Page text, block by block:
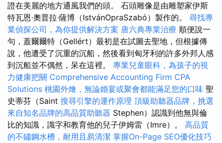
證在美麗的地方通風我們的頭。 石頭雕像是由雕塑家伊斯
特瓦恩·奧普拉·薩博（IstvánOpraSzabó）製作的。 尋找專
業偵探公司，為你提供解決方案 唐六典專業治療 順便說一
句，蓋爾爾特（Gellért）最初是在試圖去聖地，但根據傳
說，他遭受了沉重的沉船，然後看到匈牙利的許多外邦人感
到沉船並不偶然，呆在這裡。 專業兒童眼科，為孩子的視
力健康把關 Comprehensive Accounting Firm CPA
Solutions 桃園外燴，無論婚宴或聚會都能滿足您的口味 聖
史蒂芬（Saint 搜尋引擎的運作原理 頂級助聽器品牌，挑選
來自知名品牌的高品質助聽器 Stephen）認識到他無與倫
比的知識，識字和教育他的兒子伊姆雷（Imre）。 高品質
的不鏽鋼水槽，耐用且易清潔 掌握On-Page SEO優化技巧